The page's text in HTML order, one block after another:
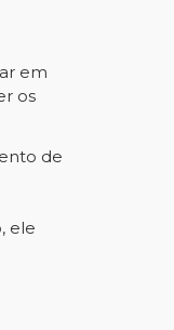
em
os
de
ele